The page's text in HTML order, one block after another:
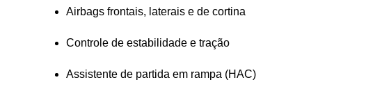
Airbags frontais, laterais e de cortina
Controle de estabilidade e tração
Assistente de partida em rampa (HAC)